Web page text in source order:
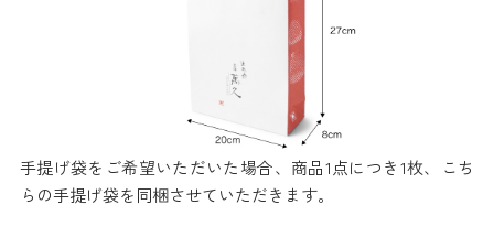
手提げ袋をご希望いただいた場合、商品1点につき1枚、こち
らの手提げ袋を同梱させていただきます。